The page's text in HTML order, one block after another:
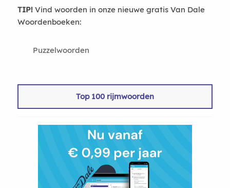
TIP!Vind woorden in onze nieuwe gratis Van Dale
Woordenboeken:
Puzzelwoorden
Top 100 rijmwoorden